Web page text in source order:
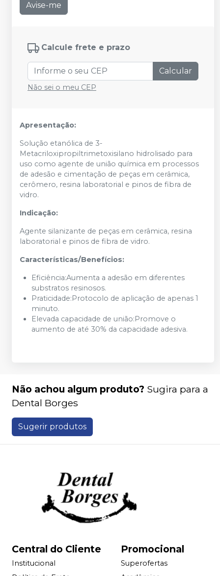
Avise-me
Calcule frete e prazo
Calcular
Não sei o meu CEP
Apresentação:
Solução etanólica de 3-
Metacriloxipropiltrimetoxisilano hidrolisado para
uso como agente de união química em processos
de adesão e cimentação de peças em cerâmica,
cerômero, resina laboratorial e pinos de fibra de
vidro.
Indicação:
Agente silanizante de peças em cerâmica, resina
laboratorial e pinos de fibra de vidro.
Características/Benefícios:
Eficiência:Aumenta a adesão em diferentes
substratos resinosos.
Praticidade:Protocolo de aplicação de apenas 1
minuto.
Elevada capacidade de união:Promove o
aumento de até 30% da capacidade adesiva.
Não achou algum produto? Sugira para a
Dental Borges
Sugerir produtos
Central do Cliente
Institucional
Promocional
Superofertas